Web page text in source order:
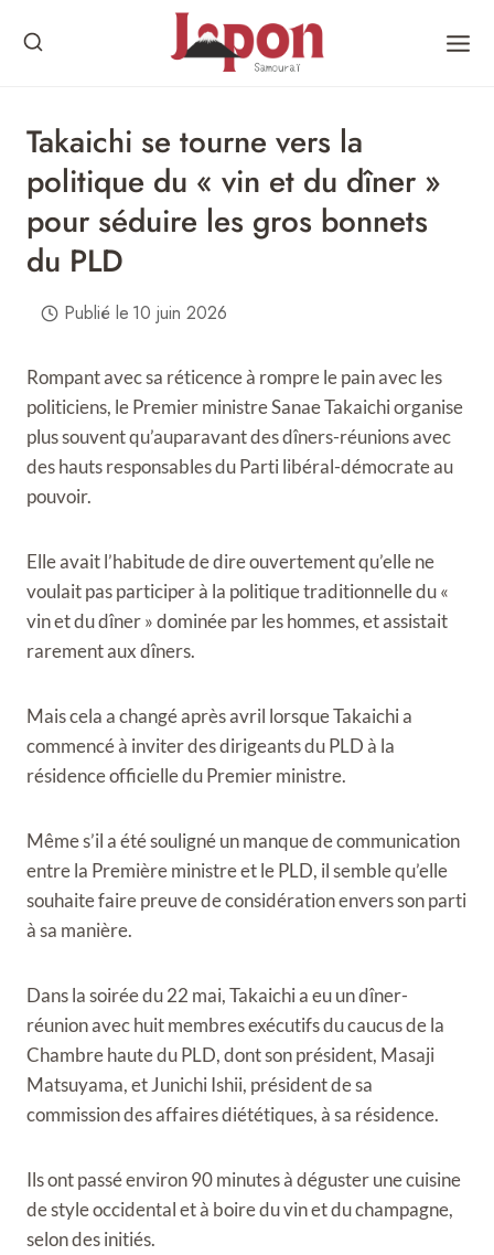
Takaichi se tourne vers la
politique du « vin et du dîner »
pour séduire les gros bonnets
du PLD
Publié le 10 juin 2026
Rompant avec sa réticence à rompre le pain avec les
politiciens, le Premier ministre Sanae Takaichi organise
plus souvent qu’auparavant des dîners-réunions avec
des hauts responsables du Parti libéral-démocrate au
pouvoir.
Elle avait l’habitude de dire ouvertement qu’elle ne
voulait pas participer à la politique traditionnelle du «
vin et du dîner » dominée par les hommes, et assistait
rarement aux dîners.
Mais cela a changé après avril lorsque Takaichi a
commencé à inviter des dirigeants du PLD à la
résidence officielle du Premier ministre.
Même s’il a été souligné un manque de communication
entre la Première ministre et le PLD, il semble qu’elle
souhaite faire preuve de considération envers son parti
à sa manière.
Dans la soirée du 22 mai, Takaichi a eu un dîner-
réunion avec huit membres exécutifs du caucus de la
Chambre haute du PLD, dont son président, Masaji
Matsuyama, et Junichi Ishii, président de sa
commission des affaires diététiques, à sa résidence.
Ils ont passé environ 90 minutes à déguster une cuisine
de style occidental et à boire du vin et du champagne,
selon des initiés.